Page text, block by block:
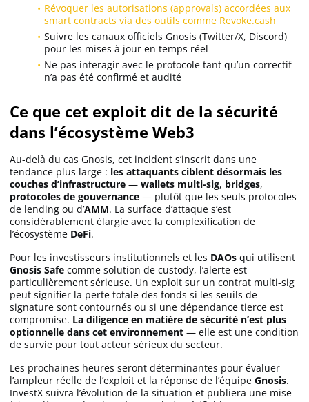
Révoquer les autorisations (approvals) accordées aux
smart contracts via des outils comme Revoke.cash
Suivre les canaux officiels Gnosis (Twitter/X, Discord)
pour les mises à jour en temps réel
Ne pas interagir avec le protocole tant qu’un correctif
n’a pas été confirmé et audité
Ce que cet exploit dit de la sécurité
dans l’écosystème Web3
Au-delà du cas Gnosis, cet incident s’inscrit dans une
tendance plus large : les attaquants ciblent désormais les
couches d’infrastructure — wallets multi-sig, bridges,
protocoles de gouvernance — plutôt que les seuls protocoles
de lending ou d’AMM. La surface d’attaque s’est
considérablement élargie avec la complexification de
l’écosystème DeFi.
Pour les investisseurs institutionnels et les DAOs qui utilisent
Gnosis Safe comme solution de custody, l’alerte est
particulièrement sérieuse. Un exploit sur un contrat multi-sig
peut signifier la perte totale des fonds si les seuils de
signature sont contournés ou si une dépendance tierce est
compromise. La diligence en matière de sécurité n’est plus
optionnelle dans cet environnement — elle est une condition
de survie pour tout acteur sérieux du secteur.
Les prochaines heures seront déterminantes pour évaluer
l’ampleur réelle de l’exploit et la réponse de l’équipe Gnosis.
InvestX suivra l’évolution de la situation et publiera une mise